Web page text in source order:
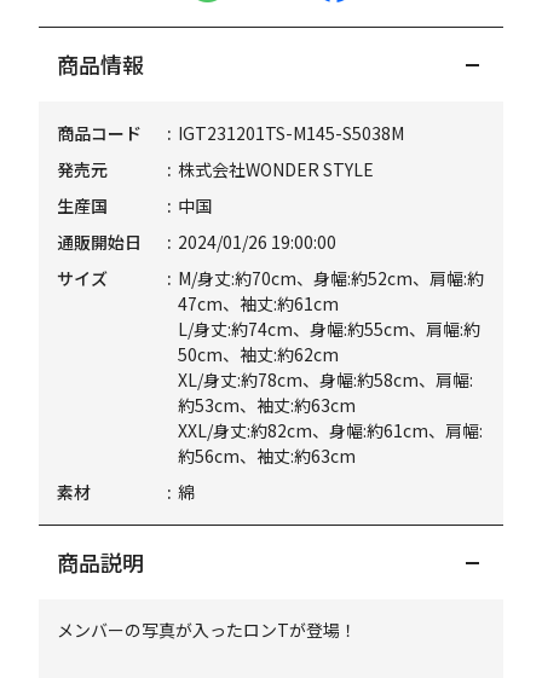
商品情報
商品コード
IGT231201TS-M145-S5038M
発売元
株式会社WONDER STYLE
生産国
中国
通販開始日
2024/01/26 19:00:00
サイズ
M/身丈:約70cm、身幅:約52cm、肩幅:約
47cm、袖丈:約61cm
L/身丈:約74cm、身幅:約55cm、肩幅:約
50cm、袖丈:約62cm
XL/身丈:約78cm、身幅:約58cm、肩幅:
約53cm、袖丈:約63cm
XXL/身丈:約82cm、身幅:約61cm、肩幅:
約56cm、袖丈:約63cm
素材
綿
商品説明
メンバーの写真が入ったロンTが登場！